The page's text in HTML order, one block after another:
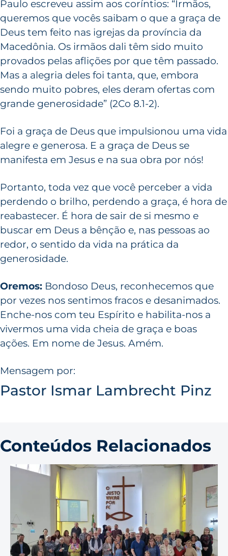
Paulo escreveu assim aos coríntios: “Irmãos,
queremos que vocês saibam o que a graça de
Deus tem feito nas igrejas da província da
Macedônia. Os irmãos dali têm sido muito
provados pelas aflições por que têm passado.
Mas a alegria deles foi tanta, que, embora
sendo muito pobres, eles deram ofertas com
grande generosidade” (2Co 8.1-2).
Foi a graça de Deus que impulsionou uma vida
alegre e generosa. E a graça de Deus se
manifesta em Jesus e na sua obra por nós!
Portanto, toda vez que você perceber a vida
perdendo o brilho, perdendo a graça, é hora de
reabastecer. É hora de sair de si mesmo e
buscar em Deus a bênção e, nas pessoas ao
redor, o sentido da vida na prática da
generosidade.
Oremos: Bondoso Deus, reconhecemos que
por vezes nos sentimos fracos e desanimados.
Enche-nos com teu Espírito e habilita-nos a
vivermos uma vida cheia de graça e boas
ações. Em nome de Jesus. Amém.
Mensagem por:
Pastor Ismar Lambrecht Pinz
Conteúdos Relacionados